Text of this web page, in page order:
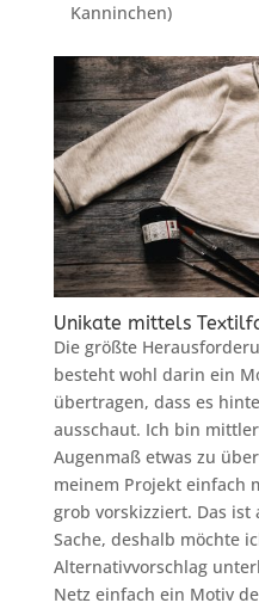
Kanninchen)
Unikate mittels
Die größte
besteht wohl darin ein
übertragen, dass es
ausschaut. Ich bin
Augenmaß etwas zu
meinem Projekt einfach
grob vorskizziert. Das
Sache, deshalb möchte
Alternativvorschlag
Netz einfach ein Motiv